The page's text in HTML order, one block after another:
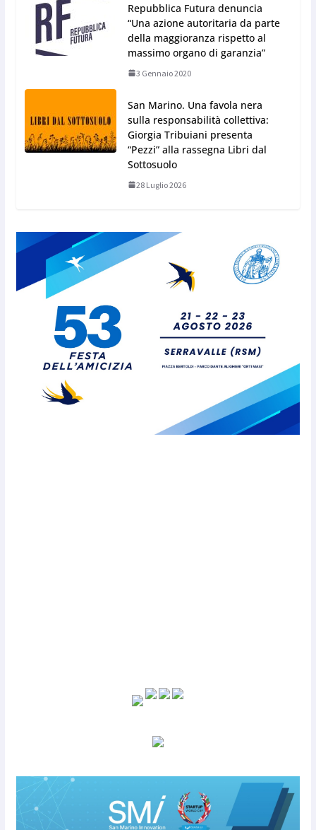
Repubblica Futura denuncia
“Una azione autoritaria da parte
della maggioranza rispetto al
massimo organo di garanzia”
3 Gennaio 2020
San Marino. Una favola nera
sulla responsabilità collettiva:
Giorgia Tribuiani presenta
“Pezzi” alla rassegna Libri dal
Sottosuolo
28 Luglio 2026